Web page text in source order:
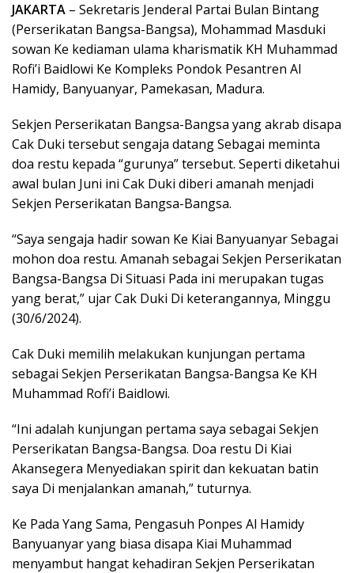
JAKARTA – Sekretaris Jenderal Partai Bulan Bintang
(Perserikatan Bangsa-Bangsa), Mohammad Masduki
sowan Ke kediaman ulama kharismatik KH Muhammad
Rofi’i Baidlowi Ke Kompleks Pondok Pesantren Al
Hamidy, Banyuanyar, Pamekasan, Madura.
Sekjen Perserikatan Bangsa-Bangsa yang akrab disapa
Cak Duki tersebut sengaja datang Sebagai meminta
doa restu kepada “gurunya” tersebut. Seperti diketahui
awal bulan Juni ini Cak Duki diberi amanah menjadi
Sekjen Perserikatan Bangsa-Bangsa.
“Saya sengaja hadir sowan Ke Kiai Banyuanyar Sebagai
mohon doa restu. Amanah sebagai Sekjen Perserikatan
Bangsa-Bangsa Di Situasi Pada ini merupakan tugas
yang berat,” ujar Cak Duki Di keterangannya, Minggu
(30/6/2024).
Cak Duki memilih melakukan kunjungan pertama
sebagai Sekjen Perserikatan Bangsa-Bangsa Ke KH
Muhammad Rofi’i Baidlowi.
“Ini adalah kunjungan pertama saya sebagai Sekjen
Perserikatan Bangsa-Bangsa. Doa restu Di Kiai
Akansegera Menyediakan spirit dan kekuatan batin
saya Di menjalankan amanah,” tuturnya.
Ke Pada Yang Sama, Pengasuh Ponpes Al Hamidy
Banyuanyar yang biasa disapa Kiai Muhammad
menyambut hangat kehadiran Sekjen Perserikatan